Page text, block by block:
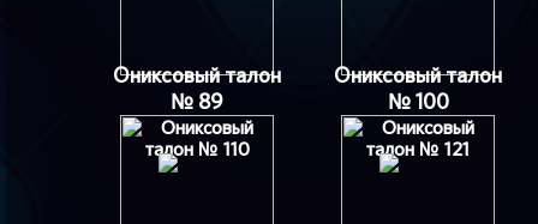
Ониксовый талон
№ 89
Ониксовый талон
№ 100